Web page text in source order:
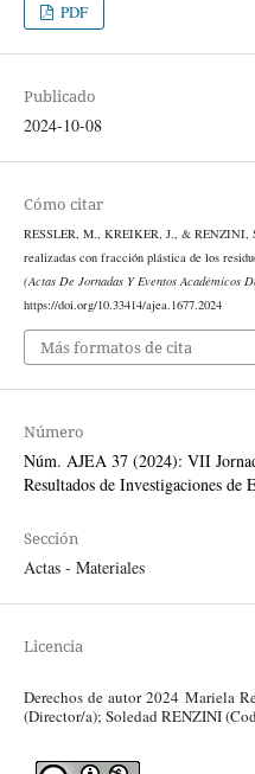
PDF
Publicado
2024-10-08
Cómo citar
RESSLER, M., KREIKER, J., & RENZINI,
realizadas con fracción plástica de los
(Actas De Jornadas Y Eventos Académicos
https://doi.org/10.33414/ajea.1677.2024
Más formatos de cita
Número
Núm. AJEA 37 (2024): VII
Resultados de Investigaciones de
Sección
Actas - Materiales
Licencia
Derechos de autor 2024 Mariela
(Director/a); Soledad RENZINI